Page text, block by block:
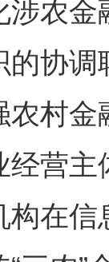
农金
的协
农村
营
构在